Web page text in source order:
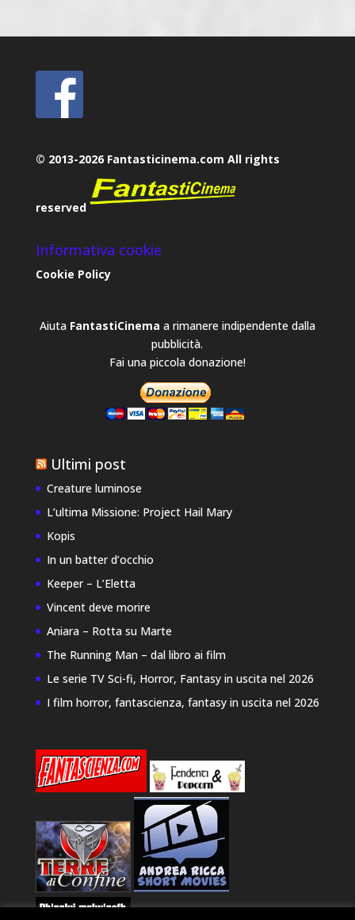
© 2013-2026 Fantasticinema.com All rights
reserved
Informativa cookie
Cookie Policy
Aiuta FantastiCinema a rimanere indipendente dalla
pubblicità.
Fai una piccola donazione!
Ultimi post
Creature luminose
L’ultima Missione: Project Hail Mary
Kopis
In un batter d’occhio
Keeper – L’Eletta
Vincent deve morire
Aniara – Rotta su Marte
The Running Man – dal libro ai film
Le serie TV Sci-fi, Horror, Fantasy in uscita nel 2026
I film horror, fantascienza, fantasy in uscita nel 2026